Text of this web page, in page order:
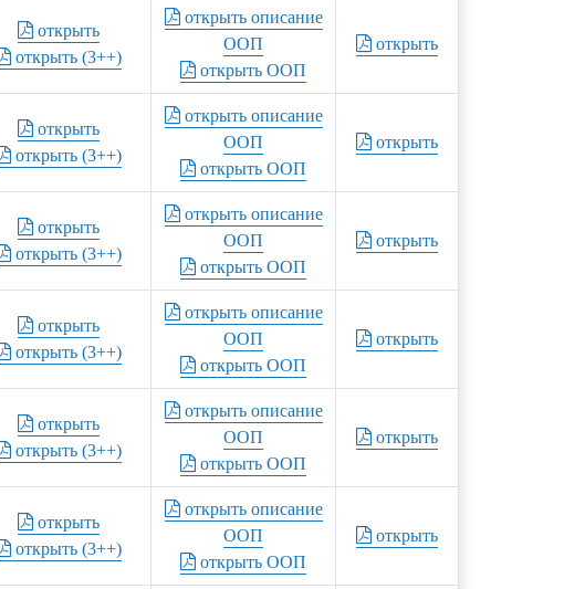
открыть
открыть (3++)
открыть описание
ООП
открыть ООП
открыть
открыть
открыть (3++)
открыть описание
ООП
открыть ООП
открыть
открыть
открыть (3++)
открыть описание
ООП
открыть ООП
открыть
открыть
открыть (3++)
открыть описание
ООП
открыть ООП
открыть
открыть
открыть (3++)
открыть описание
ООП
открыть ООП
открыть
открыть
открыть (3++)
открыть описание
ООП
открыть ООП
открыть